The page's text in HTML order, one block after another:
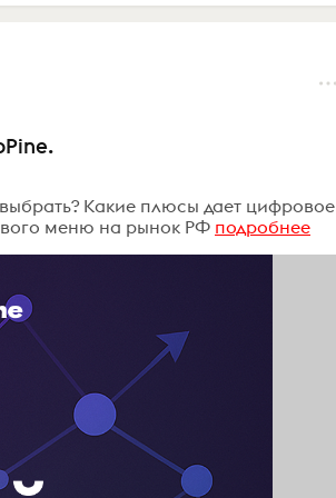
Какие плюсы дает цифровое
меню на рынок РФ подробнее